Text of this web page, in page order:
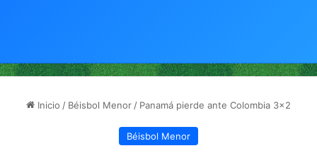
Inicio / Béisbol Menor / Panamá pierde ante Colombia 3×2
Béisbol Menor